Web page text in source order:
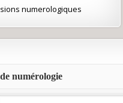
numerologiques
numérologie